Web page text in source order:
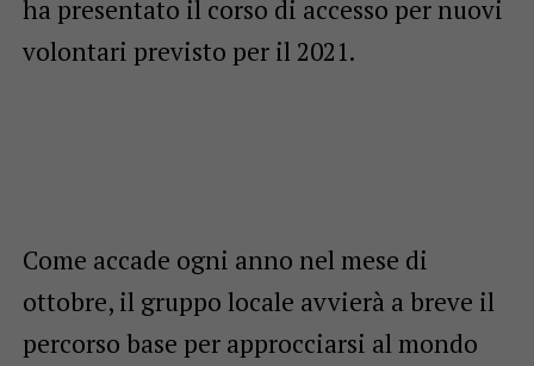
ha presentato il corso di accesso per nuovi
volontari previsto per il 2021.
Come accade ogni anno nel mese di
ottobre, il gruppo locale avvierà a breve il
percorso base per approcciarsi al mondo